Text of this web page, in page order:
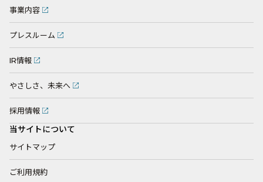
事業内容
プレスルーム
IR情報
やさしさ、未来へ
採用情報
当サイトについて
サイトマップ
ご利用規約